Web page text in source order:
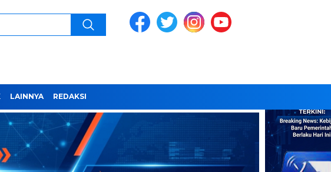
LAINNYA REDAKSI